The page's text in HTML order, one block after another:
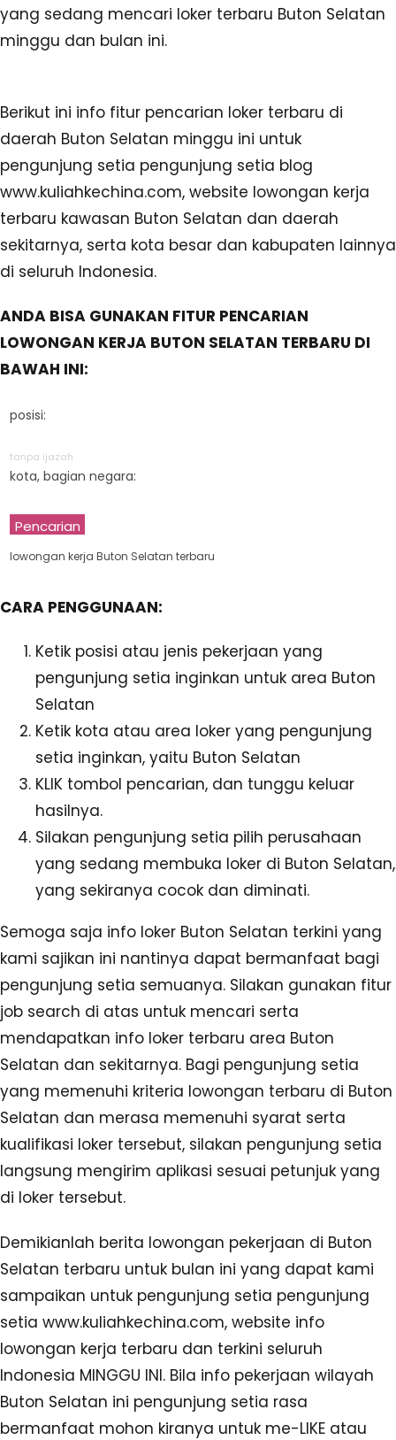
yang sedang mencari loker terbaru Buton Selatan
minggu dan bulan ini.
Berikut ini info fitur pencarian loker terbaru di
daerah Buton Selatan minggu ini untuk
pengunjung setia pengunjung setia blog
www.kuliahkechina.com, website lowongan kerja
terbaru kawasan Buton Selatan dan daerah
sekitarnya, serta kota besar dan kabupaten lainnya
di seluruh Indonesia.
ANDA BISA GUNAKAN FITUR PENCARIAN
LOWONGAN KERJA BUTON SELATAN TERBARU DI
BAWAH INI:
posisi:
tanpa ijazah
kota, bagian negara:
Pencarian
lowongan kerja Buton Selatan terbaru
CARA PENGGUNAAN:
Ketik posisi atau jenis pekerjaan yang
pengunjung setia inginkan untuk area Buton
Selatan
Ketik kota atau area loker yang pengunjung
setia inginkan, yaitu Buton Selatan
KLIK tombol pencarian, dan tunggu keluar
hasilnya.
Silakan pengunjung setia pilih perusahaan
yang sedang membuka loker di Buton Selatan,
yang sekiranya cocok dan diminati.
Semoga saja info loker Buton Selatan terkini yang
kami sajikan ini nantinya dapat bermanfaat bagi
pengunjung setia semuanya. Silakan gunakan fitur
job search di atas untuk mencari serta
mendapatkan info loker terbaru area Buton
Selatan dan sekitarnya. Bagi pengunjung setia
yang memenuhi kriteria lowongan terbaru di Buton
Selatan dan merasa memenuhi syarat serta
kualifikasi loker tersebut, silakan pengunjung setia
langsung mengirim aplikasi sesuai petunjuk yang
di loker tersebut.
Demikianlah berita lowongan pekerjaan di Buton
Selatan terbaru untuk bulan ini yang dapat kami
sampaikan untuk pengunjung setia pengunjung
setia www.kuliahkechina.com, website info
lowongan kerja terbaru dan terkini seluruh
Indonesia MINGGU INI. Bila info pekerjaan wilayah
Buton Selatan ini pengunjung setia rasa
bermanfaat mohon kiranya untuk me-LIKE atau